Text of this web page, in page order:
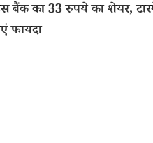
बैंक का 33 रुपये का शेयर,
फायदा